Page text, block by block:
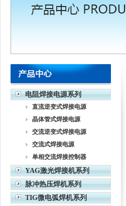
电阻焊接电源系列
直流逆变式焊接电源
晶体管式焊接电源
交流逆变式焊接电源
交流式焊接电源
单相交流焊接控制器
YAG激光焊接机系列
脉冲热压焊机系列
TIG微电弧焊机系列